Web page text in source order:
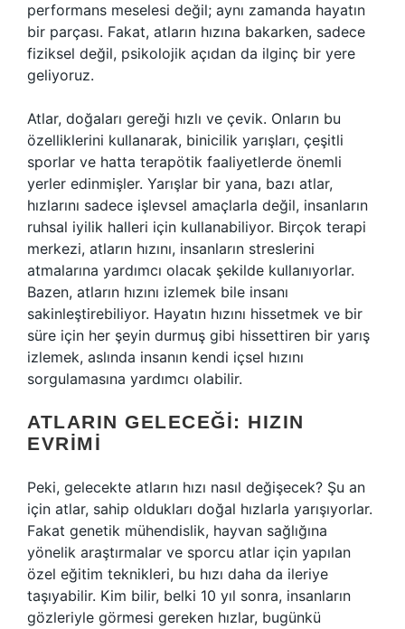
performans meselesi değil; aynı zamanda hayatın
bir parçası. Fakat, atların hızına bakarken, sadece
fiziksel değil, psikolojik açıdan da ilginç bir yere
geliyoruz.
Atlar, doğaları gereği hızlı ve çevik. Onların bu
özelliklerini kullanarak, binicilik yarışları, çeşitli
sporlar ve hatta terapötik faaliyetlerde önemli
yerler edinmişler. Yarışlar bir yana, bazı atlar,
hızlarını sadece işlevsel amaçlarla değil, insanların
ruhsal iyilik halleri için kullanabiliyor. Birçok terapi
merkezi, atların hızını, insanların streslerini
atmalarına yardımcı olacak şekilde kullanıyorlar.
Bazen, atların hızını izlemek bile insanı
sakinleştirebiliyor. Hayatın hızını hissetmek ve bir
süre için her şeyin durmuş gibi hissettiren bir yarış
izlemek, aslında insanın kendi içsel hızını
sorgulamasına yardımcı olabilir.
ATLARIN GELECEĞI: HIZIN
EVRIMI
Peki, gelecekte atların hızı nasıl değişecek? Şu an
için atlar, sahip oldukları doğal hızlarla yarışıyorlar.
Fakat genetik mühendislik, hayvan sağlığına
yönelik araştırmalar ve sporcu atlar için yapılan
özel eğitim teknikleri, bu hızı daha da ileriye
taşıyabilir. Kim bilir, belki 10 yıl sonra, insanların
gözleriyle görmesi gereken hızlar, bugünkü